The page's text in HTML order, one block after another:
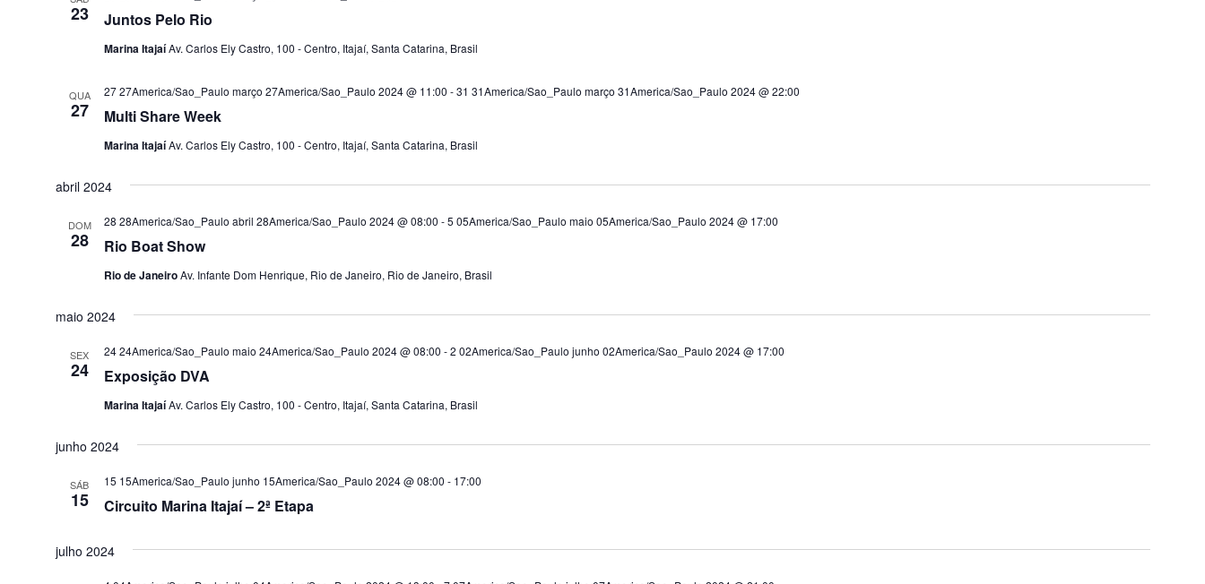
23 Juntos Pelo Rio
Marina ItajaíAv. Carlos Ely Castro, 100 - Centro, Itajaí, Santa Catarina, Brasil
QUA
27 Multi Share Week
27 27America/Sao_Paulo março 27America/Sao_Paulo 2024 @ 11:00 -31 31America/Sao_Paulo março 31America/Sao_Paulo 2024 @ 22:00
Marina ItajaíAv. Carlos Ely Castro, 100 - Centro, Itajaí, Santa Catarina, Brasil
abril 2024
DOM
28 Rio Boat Show
28 28America/Sao_Paulo abril 28America/Sao_Paulo 2024 @ 08:00 -5 05America/Sao_Paulo maio 05America/Sao_Paulo 2024 @ 17:00
Rio de JaneiroAv. Infante Dom Henrique, Rio de Janeiro, Rio de Janeiro, Brasil
maio 2024
SEX
24 Exposição DVA
24 24America/Sao_Paulo maio 24America/Sao_Paulo 2024 @ 08:00 -2 02America/Sao_Paulo junho 02America/Sao_Paulo 2024 @ 17:00
Marina ItajaíAv. Carlos Ely Castro, 100 - Centro, Itajaí, Santa Catarina, Brasil
junho 2024
SÁB
15 Circuito Marina Itajaí – 2ª Etapa
15 15America/Sao_Paulo junho 15America/Sao_Paulo 2024 @ 08:00 - 17:00
julho 2024